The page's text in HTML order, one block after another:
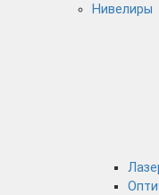
Нивелиры